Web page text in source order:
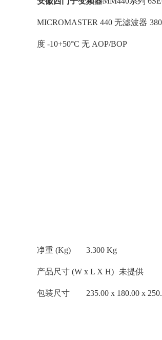
MICROMASTER 440 无滤波器
度 -10+50°C 无 AOP/BOP
净重 (Kg) 3.300 Kg
产品尺寸 (W x L X H) 未提供
包装尺寸 235.00 x 180.00 x